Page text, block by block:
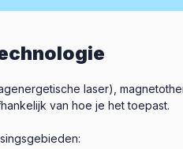
laser),
van hoe je het toepast.